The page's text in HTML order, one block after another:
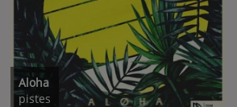
Aloha
pistes